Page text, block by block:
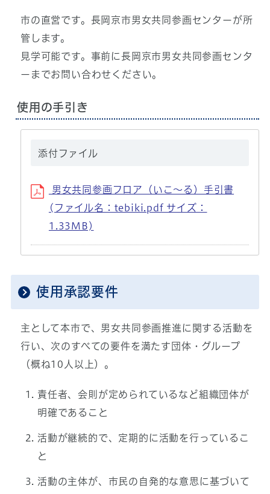
市の直営です。長岡京市男女共同参画センターが所
管します。
見学可能です。事前に長岡京市男女共同参画センタ
ーまでお問い合わせください。
使用の手引き
添付ファイル
男女共同参画フロア（いこ～る）手引書
(ファイル名：tebiki.pdf サイズ：
1.33MB)
使用承認要件
主として本市で、男女共同参画推進に関する活動を
行い、次のすべての要件を満たす団体・グループ
（概ね10人以上）。
責任者、会則が定められているなど組織団体が
明確であること
活動が継続的で、定期的に活動を行っているこ
と
活動の主体が、市民の自発的な意思に基づいて